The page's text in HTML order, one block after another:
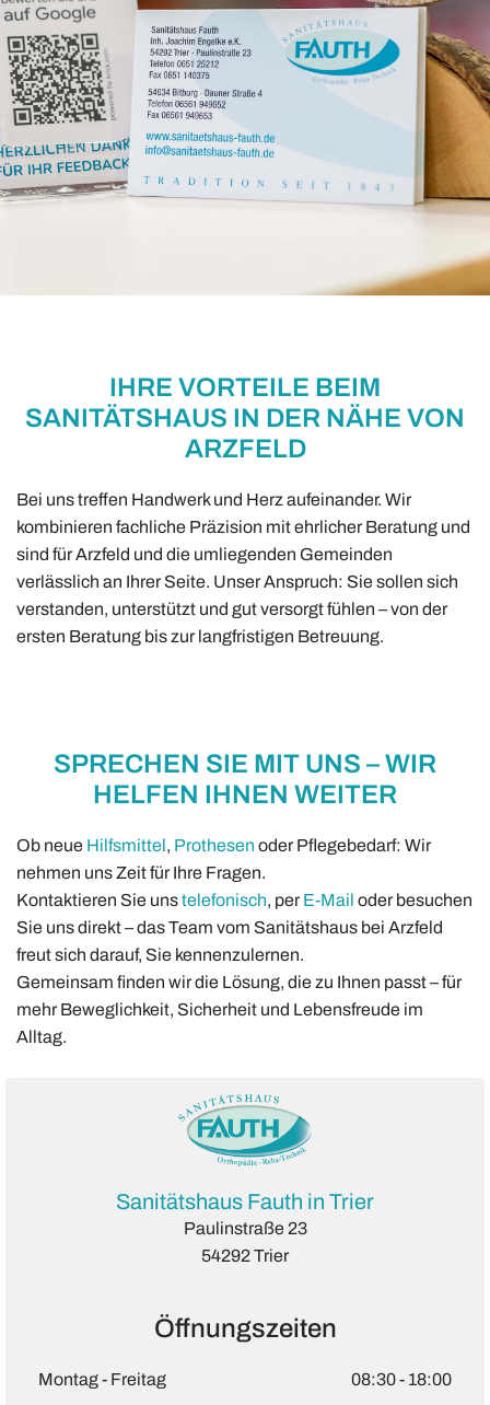
IHRE VORTEILE BEIM
SANITÄTSHAUS IN DER NÄHE VON
ARZFELD
Bei uns treffen Handwerk und Herz aufeinander. Wir
kombinieren fachliche Präzision mit ehrlicher Beratung und
sind für Arzfeld und die umliegenden Gemeinden
verlässlich an Ihrer Seite. Unser Anspruch: Sie sollen sich
verstanden, unterstützt und gut versorgt fühlen – von der
ersten Beratung bis zur langfristigen Betreuung.
SPRECHEN SIE MIT UNS – WIR
HELFEN IHNEN WEITER
Ob neue Hilfsmittel, Prothesen oder Pflegebedarf: Wir
nehmen uns Zeit für Ihre Fragen.
Kontaktieren Sie unstelefonisch, per E-Mail oder besuchen
Sie uns direkt – das Team vom Sanitätshaus bei Arzfeld
freut sich darauf, Sie kennenzulernen.
Gemeinsam finden wir die Lösung, die zu Ihnen passt – für
mehr Beweglichkeit, Sicherheit und Lebensfreude im
Alltag.
Sanitätshaus Fauth in Trier
Paulinstraße 23
54292 Trier
Öffnungszeiten
Montag - Freitag 08:30 - 18:00